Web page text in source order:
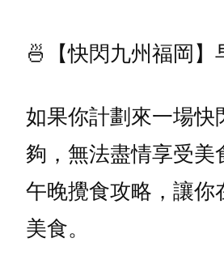
🍜【快閃九州福岡】
如果你計劃來一場快
夠，無法盡情享受美
午晚攪食攻略，讓你
美食。